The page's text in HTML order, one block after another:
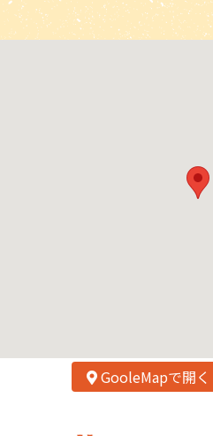
GooleMapで開く